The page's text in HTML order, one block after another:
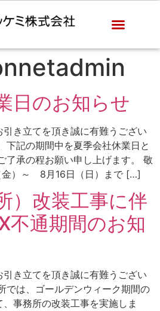
日のお知らせ
き立てを頂き誠に有難うござい
下記の期間中を夏季会社休業日と
了承の程お願い申し上げます。 敬
金）～ 8月16日（日）まで […]
）改装工事に伴
不通期間のお知
き立てを頂き誠に有難うござい
では、ゴールデンウィーク期間の
事務所の改装工事を実施しま